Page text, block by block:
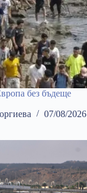
без бъдеще
07/08/2026